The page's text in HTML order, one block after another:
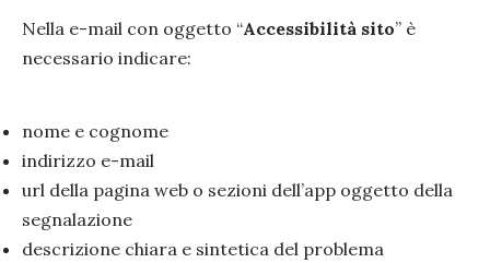
Nella e-mail con oggetto “Accessibilità sito” è
necessario indicare:
nome e cognome
indirizzo e-mail
url della pagina web o sezioni dell’app oggetto della
segnalazione
descrizione chiara e sintetica del problema